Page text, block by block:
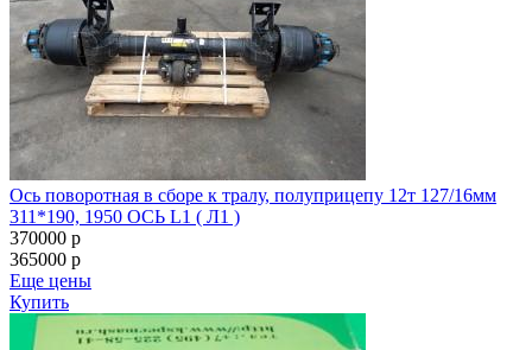
Ось поворотная в сборе к тралу, полуприцепу 12т 127/16мм
311*190, 1950 ОСЬ L1 ( Л1 )
370000 p
365000 p
Еще цены
Купить